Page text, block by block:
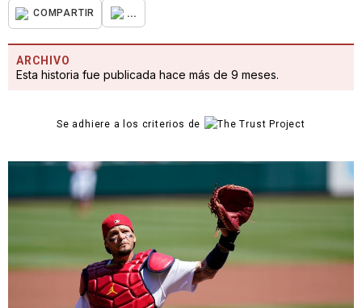
COMPARTIR ...
ARCHIVO
Esta historia fue publicada hace más de 9 meses.
Se adhiere a los criterios de